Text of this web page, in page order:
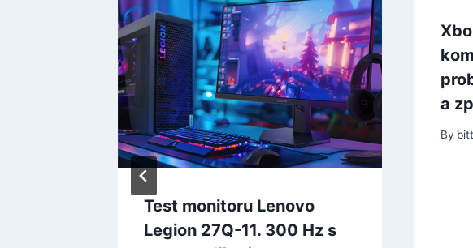
Test monitoru Lenovo
Legion 27Q-11. 300 Hz s
a
By